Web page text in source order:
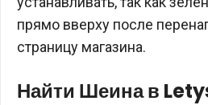
прямо вверху после
страницу магазина.
Найти Шеина в